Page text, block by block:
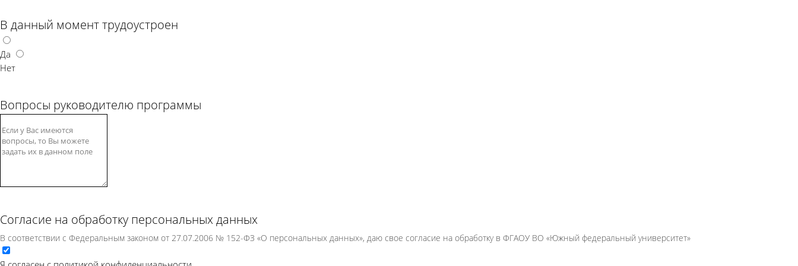
В данный момент трудоустроен
Да
Нет
Вопросы руководителю программы
Согласие на обработку персональных данных
В соответствии с Федеральным законом от 27.07.2006 № 152-ФЗ «О персональных данных», даю свое согласие на обработку в ФГАОУ ВО «Южный федеральный университет»